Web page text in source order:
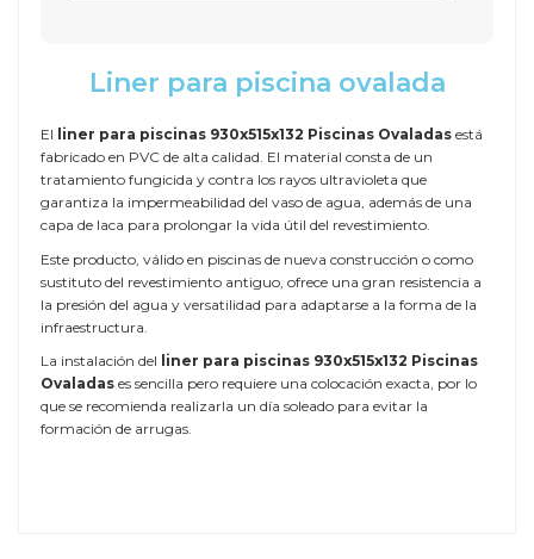
Liner para piscina ovalada
El liner para piscinas 930x515x132 Piscinas Ovaladas está
fabricado en PVC de alta calidad. El material consta de un
tratamiento fungicida y contra los rayos ultravioleta que
garantiza la impermeabilidad del vaso de agua, además de una
capa de laca para prolongar la vida útil del revestimiento.
Este producto, válido en piscinas de nueva construcción o como
sustituto del revestimiento antiguo, ofrece una gran resistencia a
la presión del agua y versatilidad para adaptarse a la forma de la
infraestructura.
La instalación del liner para piscinas 930x515x132 Piscinas
Ovaladas es sencilla pero requiere una colocación exacta, por lo
que se recomienda realizarla un día soleado para evitar la
formación de arrugas.